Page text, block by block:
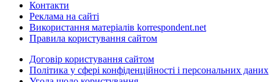
Контакти
Реклама на сайті
Використання матеріалів korrespondent.net
Правила користування сайтом
Договір користування сайтом
Політика у сфері конфіденційності і персональних даних